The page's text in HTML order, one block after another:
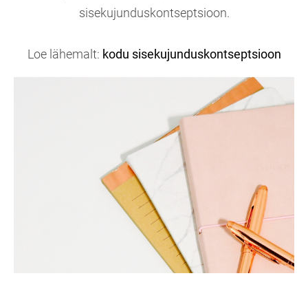
sisekujunduskontseptsioon.
Loe lähemalt: kodu sisekujunduskontseptsioon